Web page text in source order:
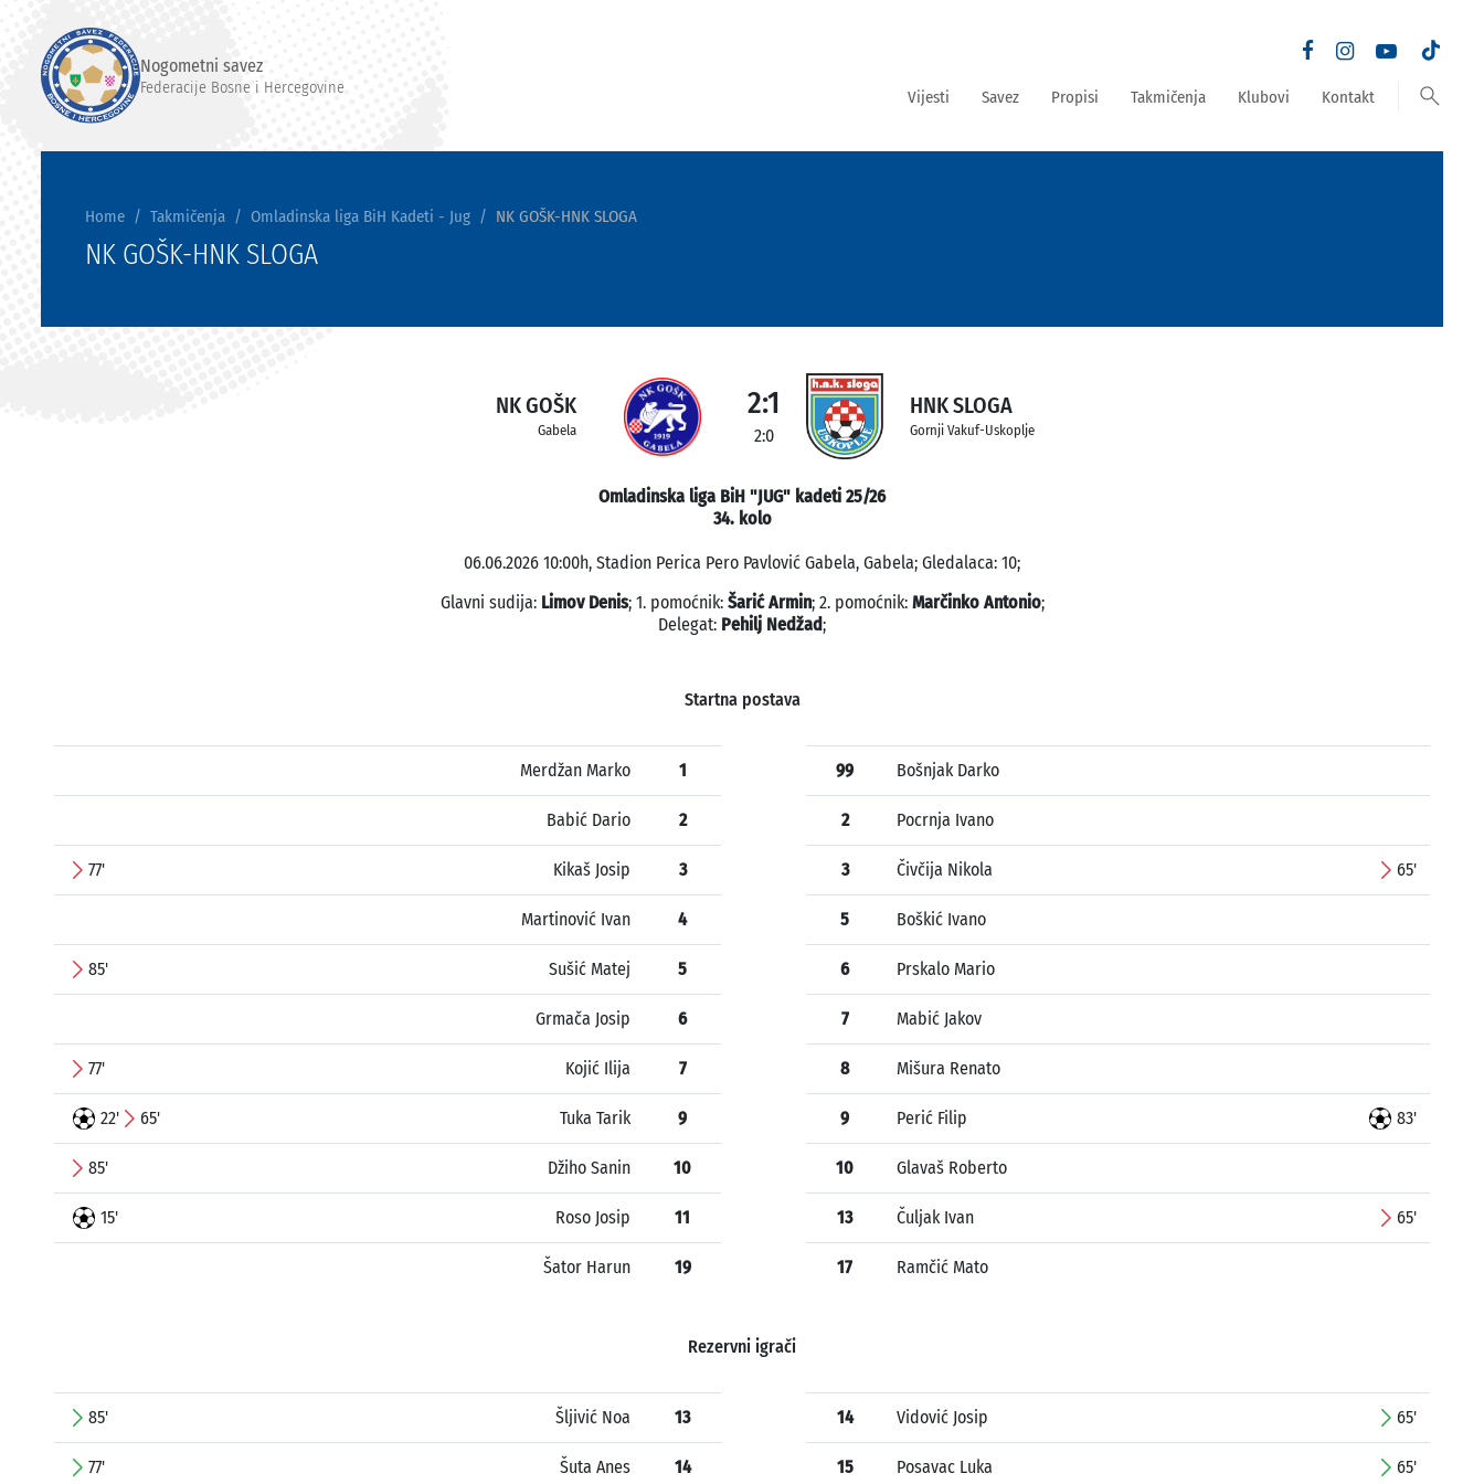
Nogometni savez
Federacije Bosne i Hercegovine Vijesti Savez Propisi Takmičenja Klubovi Kontakt search
Home Takmičenja Omladinska liga BiH Kadeti - Jug NK GOŠK-HNK SLOGA
NK GOŠK-HNK SLOGA
NK GOŠK
Gabela
2:1
2:0
HNK SLOGA
Gornji Vakuf-Uskoplje
Omladinska liga BiH "JUG" kadeti 25/26
34. kolo
06.06.2026 10:00h, Stadion Perica Pero Pavlović Gabela, Gabela; Gledalaca: 10;
Glavni sudija: Limov Denis; 1. pomoćnik: Šarić Armin; 2. pomoćnik: Marčinko Antonio;
Delegat: Pehilj Nedžad;
Startna postava
Merdžan Marko 1
Babić Dario 2
77' Kikaš Josip 3
Martinović Ivan 4
85' Sušić Matej 5
Grmača Josip 6
77' Kojić Ilija 7
22' 65' Tuka Tarik 9
85' Džiho Sanin 10
15' Roso Josip 11
Šator Harun 19
99 Bošnjak Darko
2 Pocrnja Ivano
3 Čivčija Nikola 65'
5 Boškić Ivano
6 Prskalo Mario
7 Mabić Jakov
8 Mišura Renato
9 Perić Filip 83'
10 Glavaš Roberto
13 Čuljak Ivan 65'
17 Ramčić Mato
Rezervni igrači
85' Šljivić Noa 13
77' Šuta Anes 14
14 Vidović Josip 65'
15 Posavac Luka 65'